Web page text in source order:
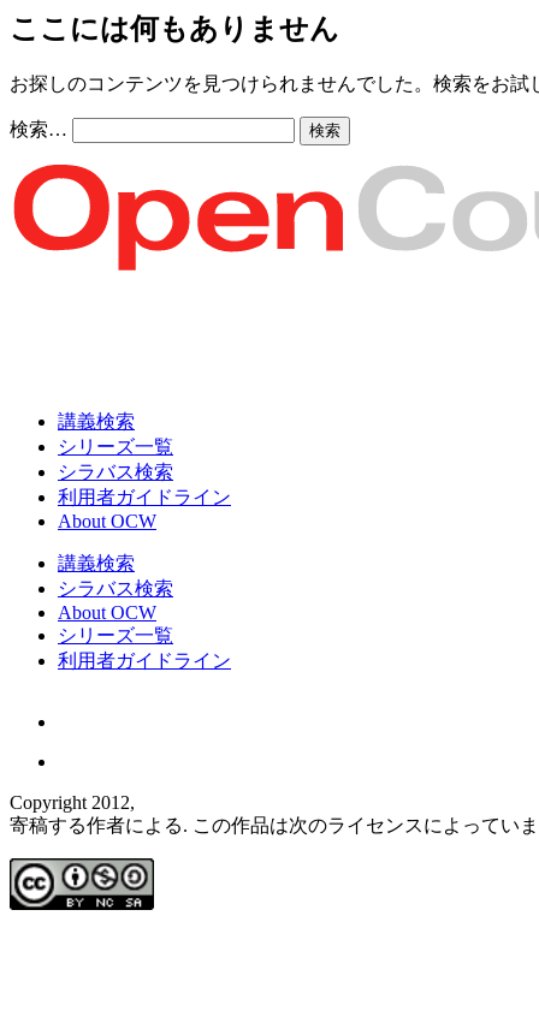
ここには何もありません
お探しのコンテンツを見つけられませんでした。検索をお試
検索…
講義検索
シリーズ一覧
シラバス検索
利用者ガイドライン
About OCW
講義検索
シラバス検索
About OCW
シリーズ一覧
利用者ガイドライン
Copyright 2012,
寄稿する作者による. この作品は次のライセンスによってい